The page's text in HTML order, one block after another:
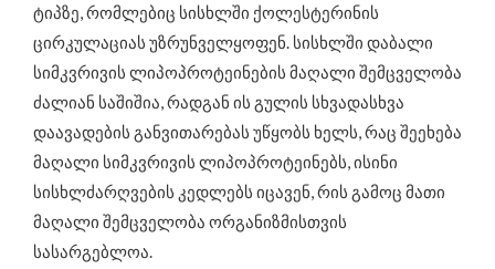
ტიპზე, რომლებიც სისხლში ქოლესტერინის
ცირკულაციას უზრუნველყოფენ. სისხლში დაბალი
სიმკვრივის ლიპოპროტეინების მაღალი შემცველობა
ძალიან საშიშია, რადგან ის გულის სხვადასხვა
დაავადების განვითარებას უწყობს ხელს, რაც შეეხება
მაღალი სიმკვრივის ლიპოპროტეინებს, ისინი
სისხლძარღვების კედლებს იცავენ, რის გამოც მათი
მაღალი შემცველობა ორგანიზმისთვის
სასარგებლოა.